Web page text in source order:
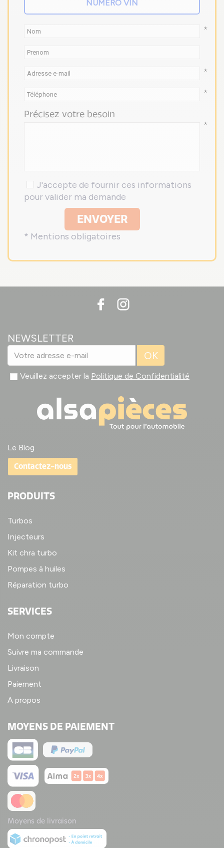
*
*
*
Précisez votre besoin
*
J'accepte de fournir ces informations
pour valider ma demande
ENVOYER
* Mentions obligatoires
NEWSLETTER
OK
Veuillez accepter la Politique de Confidentialité
Le Blog
Contactez-nous
PRODUITS
Turbos
Injecteurs
Kit chra turbo
Pompes à huiles
Réparation turbo
SERVICES
Mon compte
Suivre ma commande
Livraison
Paiement
A propos
MOYENS DE PAIEMENT
Moyens de livraison